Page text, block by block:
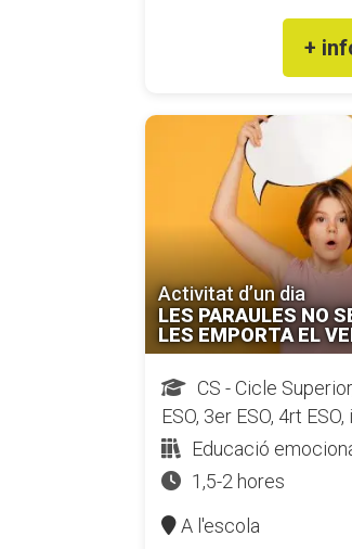
+
Activitat d’un dia
LES PARAULES NO
LES EMPORTA EL
CS - Cicle
ESO, 3er ESO, 4rt
Educació
1,5-2 hores
A l'escola